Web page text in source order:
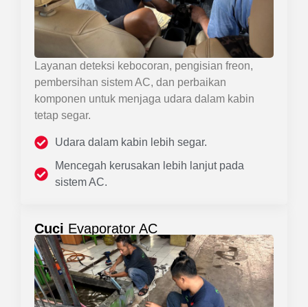
Layanan deteksi kebocoran, pengisian freon,
pembersihan sistem AC, dan perbaikan
komponen untuk menjaga udara dalam kabin
tetap segar.
Udara dalam kabin lebih segar.
Mencegah kerusakan lebih lanjut pada
sistem AC.
Cuci Evaporator AC